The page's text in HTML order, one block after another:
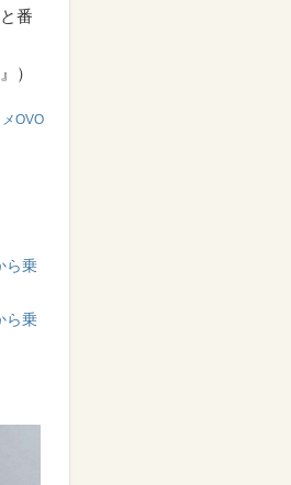
番
）
OVO
ら乗
ら乗